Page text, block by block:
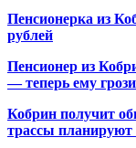
Пенсионерка из
рублей
Пенсионер из
— теперь ему
Кобрин получит
трассы планируют